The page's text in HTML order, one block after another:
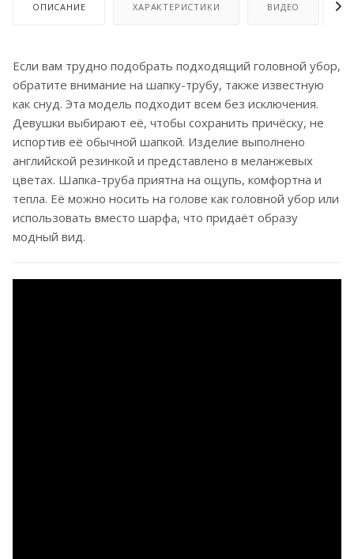
ОПИСАНИЕ ХАРАКТЕРИСТИКИ ВИДЕО
Если вам трудно подобрать подходящий головной убор,
обратите внимание на шапку-трубу, также известную
как снуд. Эта модель подходит всем без исключения.
Девушки выбирают её, чтобы сохранить причёску, не
испортив её обычной шапкой. Изделие выполнено
английской резинкой и представлено в меланжевых
цветах. Шапка-труба приятна на ощупь, комфортна и
тепла. Её можно носить на голове как головной убор или
использовать вместо шарфа, что придаёт образу
модный вид.